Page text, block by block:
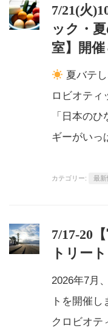
7/21(火
ック・
室】開
夏バテ
ロビオティ
「日本の
ギーがいっ
カテゴリー: 最新
7/17-20
トリー
2026年7月
トを開催
クロビオテ